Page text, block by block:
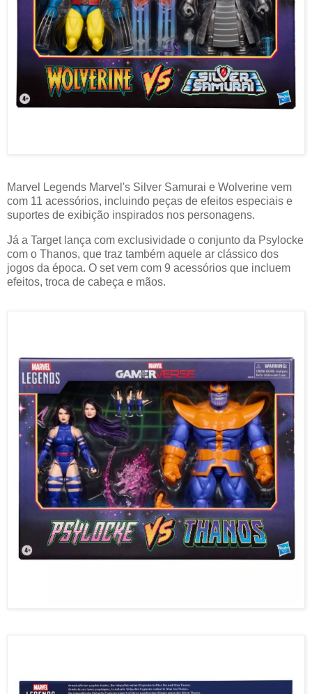
Marvel Legends Marvel's Silver Samurai e Wolverine vem
com 11 acessórios, incluindo peças de efeitos especiais e
suportes de exibição inspirados nos personagens.
Já a Target lança com exclusividade o conjunto da Psylocke
com o Thanos, que traz também aquele ar clássico dos
jogos da época. O set vem com 9 acessórios que incluem
efeitos, troca de cabeça e mãos.